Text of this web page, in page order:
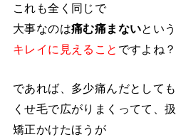
これも全く同じで
大事なのは痛む痛まないとい
キレイに見えること ですよね？
であれば、多少痛んだとしても
くせ毛で広がりまくってて、
矯正かけたほうが